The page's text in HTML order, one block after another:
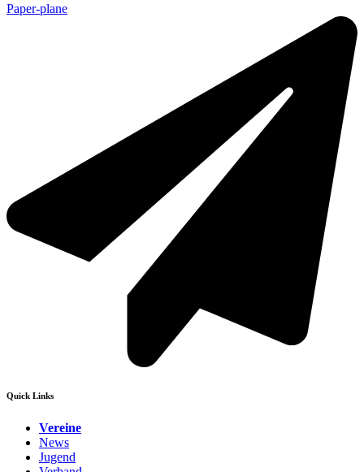
Paper-plane
Quick Links
Vereine
News
Jugend